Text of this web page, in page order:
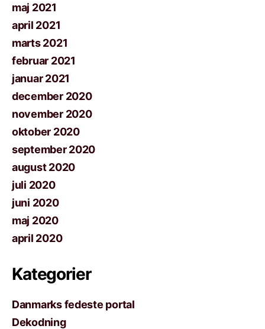
maj 2021
april 2021
marts 2021
februar 2021
januar 2021
december 2020
november 2020
oktober 2020
september 2020
august 2020
juli 2020
juni 2020
maj 2020
april 2020
Kategorier
Danmarks fedeste portal
Dekodning